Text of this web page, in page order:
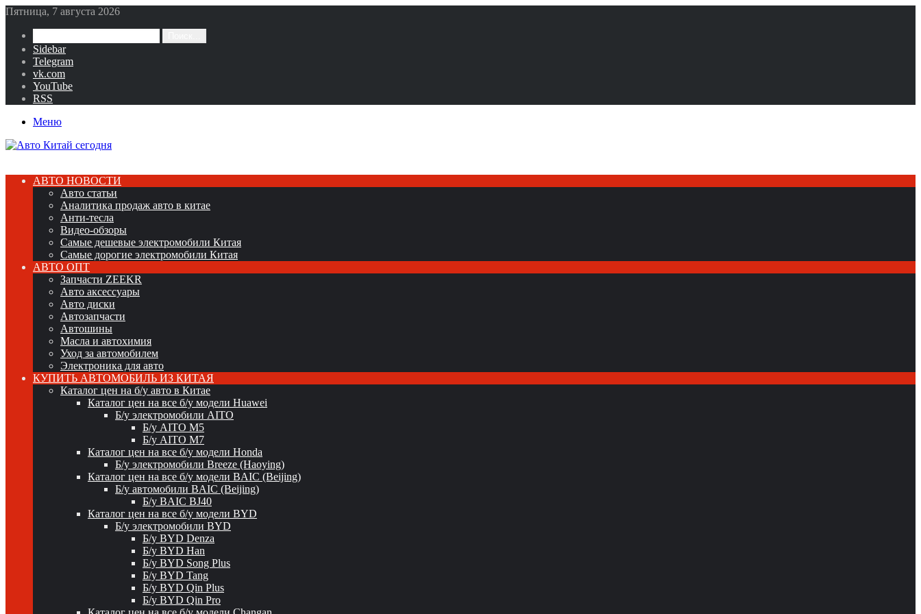
Пятница, 7 августа 2026
Sidebar
Telegram
vk.com
YouTube
RSS
Меню
АВТО НОВОСТИ
Авто статьи
Аналитика продаж авто в китае
Анти-тесла
Видео-обзоры
Самые дешевые электромобили Китая
Самые дорогие электромобили Китая
АВТО ОПТ
Запчасти ZEEKR
Авто аксессуары
Авто диски
Автозапчасти
Автошины
Масла и автохимия
Уход за автомобилем
Электроника для авто
КУПИТЬ АВТОМОБИЛЬ ИЗ КИТАЯ
Каталог цен на б/у авто в Китае
Каталог цен на все б/у модели Huawei
Б/у электромобили AITO
Б/у AITO M5
Б/у AITO M7
Каталог цен на все б/у модели Honda
Б/у электромобили Breeze (Haoying)
Каталог цен на все б/у модели BAIC (Beijing)
Б/у автомобили BAIC (Beijing)
Б/у BAIC BJ40
Каталог цен на все б/у модели BYD
Б/у электромобили BYD
Б/у BYD Denza
Б/у BYD Han
Б/у BYD Song Plus
Б/у BYD Tang
Б/у BYD Qin Plus
Б/у BYD Qin Pro